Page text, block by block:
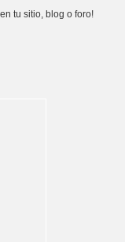
tu sitio, blog o foro!